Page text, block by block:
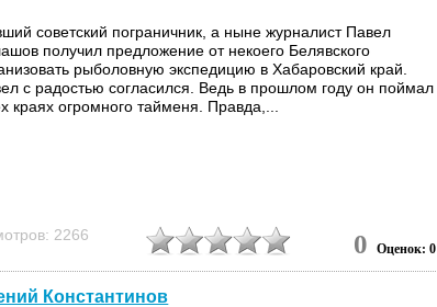
советский пограничник, а ныне журналист Павел
получил предложение от некоего Белявского
рыболовную экспедицию в Хабаровский край.
с радостью согласился. Ведь в прошлом году он поймал
краях огромного тайменя. Правда,...
2266 0 Оценок: 0
Константинов